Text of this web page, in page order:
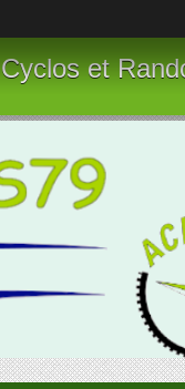
et